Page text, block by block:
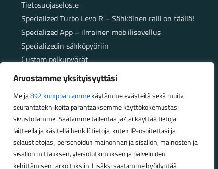
Arvostamme yksityisyyttäsi
Me ja892 kumppaniammekäytämme evästeitä sekä muita
seurantatekniikoita parantaaksemme käyttökokemustasi
sivustollamme. Saatamme tallentaa ja/tai käyttää tietoja
laitteella ja käsitellä henkilötietoja, kuten IP-osoitettasi ja
selaustietojasi, personoidun mainonnan ja sisällön, mainosten ja
sisällön mittauksen, yleisötutkimuksen ja palveluiden
kehittämisen tarkoituksiin. Lisäksi saatamme hyödyntää
Tietosuojaseloste
Specialized Turbo Levo R – Sähköinen ralli on täällä!
Specialized App – ilmainen mobiilisovellus
Specializedin sähköpyöriin
Custom polkupyörät
Fatbikellä helppoa ja huoletonta etenemistä
maastossa
Aukioloajat
Talvikauden aukioloajat (1.10.2025 – 28.2.2026)
Ma-Pe 10-18
La 10-14